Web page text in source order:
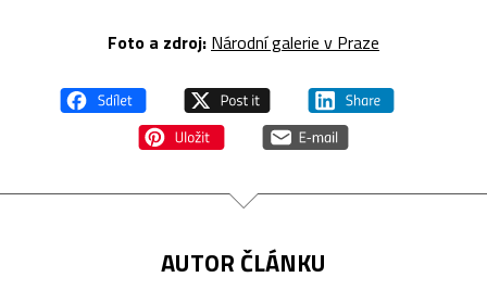
Foto a zdroj: Národní galerie v Praze
AUTOR ČLÁNKU